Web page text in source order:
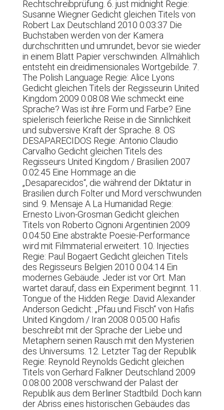
Rechtschreibprüfung. 6. just midnight Regie:
Susanne Wiegner Gedicht gleichen Titels von
Robert Lax Deutschland 2010 0:03:37 Die
Buchstaben werden von der Kamera
durchschritten und umrundet, bevor sie wieder
in einem Blatt Papier verschwinden. Allmählich
entsteht ein dreidimensionales Wortgebilde. 7.
The Polish Language Regie: Alice Lyons
Gedicht gleichen Titels der Regisseurin United
Kingdom 2009 0:08:08 Wie schmeckt eine
Sprache? Was ist ihre Form und Farbe? Eine
spielerisch feierliche Reise in die Sinnlichkeit
und subversive Kraft der Sprache. 8. OS
DESAPARECIDOS Regie: Antonio Claudio
Carvalho Gedicht gleichen Titels des
Regisseurs United Kingdom / Brasilien 2007
0:02:45 Eine Hommage an die
„Desaparecidos“, die während der Diktatur in
Brasilien durch Folter und Mord verschwunden
sind. 9. Mensaje A La Humanidad Regie:
Ernesto Livon-Grosman Gedicht gleichen
Titels von Roberto Cignoni Argentinien 2009
0:04:50 Eine abstrakte Poesie-Performance
wird mit Filmmaterial erweitert. 10. Injecties
Regie: Paul Bogaert Gedicht gleichen Titels
des Regisseurs Belgien 2010 0:04:14 Ein
modernes Gebäude. Jeder ist vor Ort. Man
wartet darauf, dass ein Experiment beginnt. 11.
Tongue of the Hidden Regie: David Alexander
Anderson Gedicht: „Pfau und Fisch“ von Hafis
United Kingdom / Iran 2008 0:05:00 Hafis
beschreibt mit der Sprache der Liebe und
Metaphern seinen Rausch mit den Mysterien
des Universums. 12. Letzter Tag der Republik
Regie: Reynold Reynolds Gedicht gleichen
Titels von Gerhard Falkner Deutschland 2009
0:08:00 2008 verschwand der Palast der
Republik aus dem Berliner Stadtbild. Doch kann
der Abriss eines historischen Gebäudes das